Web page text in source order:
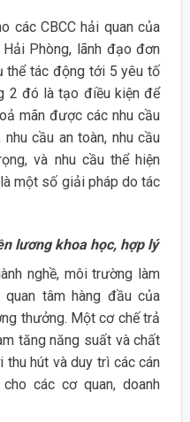
các CBCC hải quan của
Phòng, lãnh đạo đơn
thể tác động tới 5 yêu tố
2 đó là tạo điều kiện để
mãn được các nhu cầu
cầu an toàn, nhu cầu
và nhu cầu thể hiện
một số giải pháp do tác
lương khoa học, hợp lý
nghề, môi trường làm
tâm hàng đầu của
thưởng. Một cơ chế trả
tăng năng suất và chất
hút và duy trì các cán
các cơ quan, doanh